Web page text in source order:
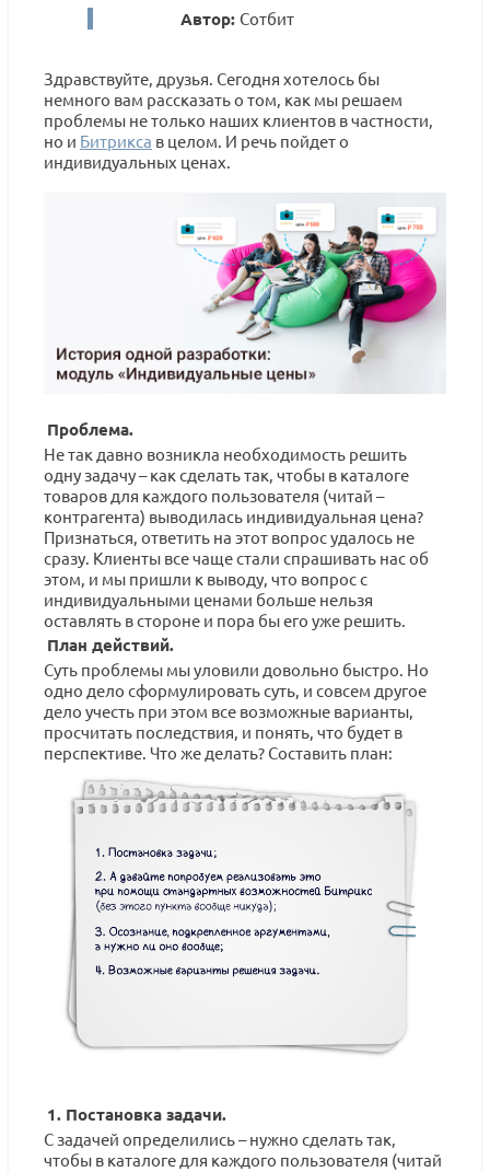
Автор: Сотбит
Здравствуйте, друзья. Сегодня хотелось бы
немного вам рассказать о том, как мы решаем
проблемы не только наших клиентов в частности,
но и Битрикса в целом. И речь пойдет о
индивидуальных ценах.
Проблема.
Не так давно возникла необходимость решить
одну задачу – как сделать так, чтобы в каталоге
товаров для каждого пользователя (читай –
контрагента) выводилась индивидуальная цена?
Признаться, ответить на этот вопрос удалось не
сразу. Клиенты все чаще стали спрашивать нас об
этом, и мы пришли к выводу, что вопрос с
индивидуальными ценами больше нельзя
оставлять в стороне и пора бы его уже решить.
План действий.
Суть проблемы мы уловили довольно быстро. Но
одно дело сформулировать суть, и совсем другое
дело учесть при этом все возможные варианты,
просчитать последствия, и понять, что будет в
перспективе. Что же делать? Составить план:
1. Постановка задачи.
С задачей определились – нужно сделать так,
чтобы в каталоге для каждого пользователя (читай